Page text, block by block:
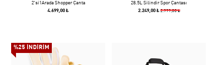
2'si1Arada Shopper Çanta
4.699,00 ₺
28.5L Silindir Spor Çantası
2.249,00 ₺ 2.999,00 ₺
%25 İNDİRİM